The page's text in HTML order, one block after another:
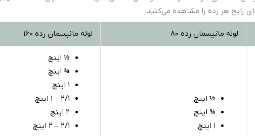
رایج هر رده را مشاهده می‌کنید:
لوله مانیسمان رده ۸۰ لوله مانیسمان رده ۱۶۰
½ اینچ
¾ اینچ
۱ اینچ
½ اینچ
¾ اینچ
۱ اینچ
2/1 – ۱ اینچ
۲ اینچ
2/1 – 2 اینچ